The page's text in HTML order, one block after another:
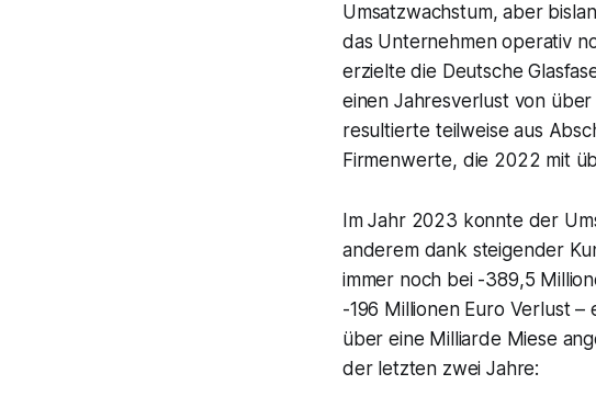
Umsatzwachstum, aber
das Unternehmen operativ
erzielte die Deutsche
einen Jahresverlust von
resultierte teilweise aus
Firmenwerte, die 2022 mit
Im Jahr 2023 konnte der
anderem dank steigender
immer noch bei -389,5
-196 Millionen Euro Verlust
über eine Milliarde Miese
der letzten zwei Jahre: